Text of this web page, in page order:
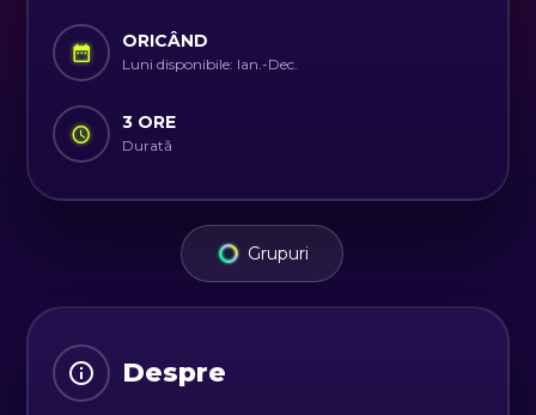
ORICÂND
Luni disponibile: Ian.-Dec.
3 ORE
Durată
Grupuri
Despre